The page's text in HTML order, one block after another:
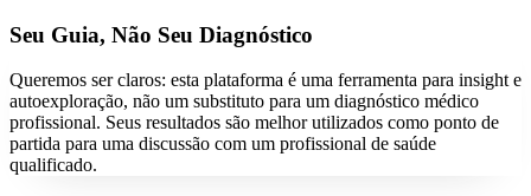
Seu Guia, Não Seu Diagnóstico
Queremos ser claros: esta plataforma é uma ferramenta para insight e
autoexploração, não um substituto para um diagnóstico médico
profissional. Seus resultados são melhor utilizados como ponto de
partida para uma discussão com um profissional de saúde
qualificado.